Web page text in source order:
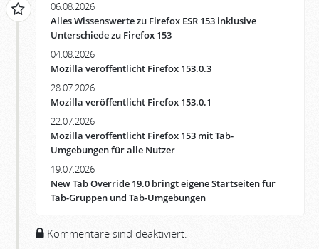
06.08.2026
Alles Wissenswerte zu Firefox ESR 153 inklusive
Unterschiede zu Firefox 153
04.08.2026
Mozilla veröffentlicht Firefox 153.0.3
28.07.2026
Mozilla veröffentlicht Firefox 153.0.1
22.07.2026
Mozilla veröffentlicht Firefox 153 mit Tab-
Umgebungen für alle Nutzer
19.07.2026
New Tab Override 19.0 bringt eigene Startseiten für
Tab-Gruppen und Tab-Umgebungen
Kommentare sind deaktiviert.